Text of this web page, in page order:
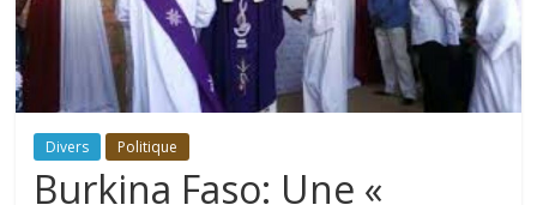
Divers Politique
Burkina Faso: Une «